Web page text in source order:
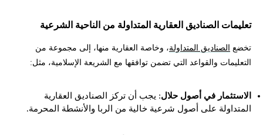
تعليمات الصناديق العقارية المتداولة من الناحية الشرعية
تخضع الصناديق المتداولة، وخاصة العقارية منها، إلى مجموعة من
التعليمات والقواعد التي تضمن توافقها مع الشريعة الإسلامية، مثل:
الاستثمار في أصول حلال: يجب أن تركز الصناديق العقارية
المتداولة على أصول شرعية خالية من الربا والأنشطة المحرمة.